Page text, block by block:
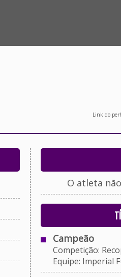
Link do
O atleta
Campeão
Competição:
Equipe: Imperial